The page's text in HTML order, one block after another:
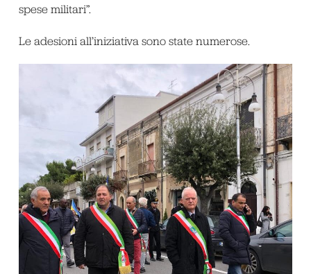
spese militari”.
Le adesioni all’iniziativa sono state numerose.